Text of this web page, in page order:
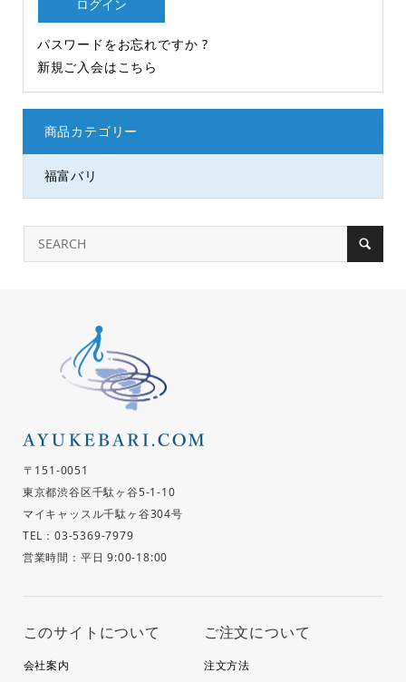
パスワードをお忘れですか ?
新規ご入会はこちら
商品カテゴリー
福富バリ
〒151-0051
東京都渋谷区千駄ヶ谷5-1-10
マイキャッスル千駄ヶ谷304号
TEL：03-5369-7979
営業時間：平日 9:00-18:00
このサイトについて
会社案内
ご注文について
注文方法